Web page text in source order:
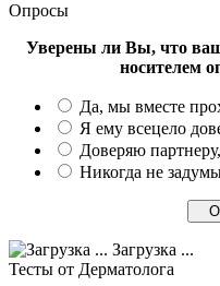
Опросы
Уверены ли Вы, что
носителем
Да, мы вместе
Я ему всецело
Доверяю
Никогда не
Загрузка ...
Тесты от Дерматолога